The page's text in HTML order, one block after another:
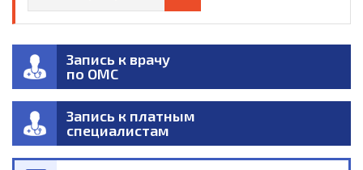
Запись к врачу
по ОМС
Запись к платным
специалистам